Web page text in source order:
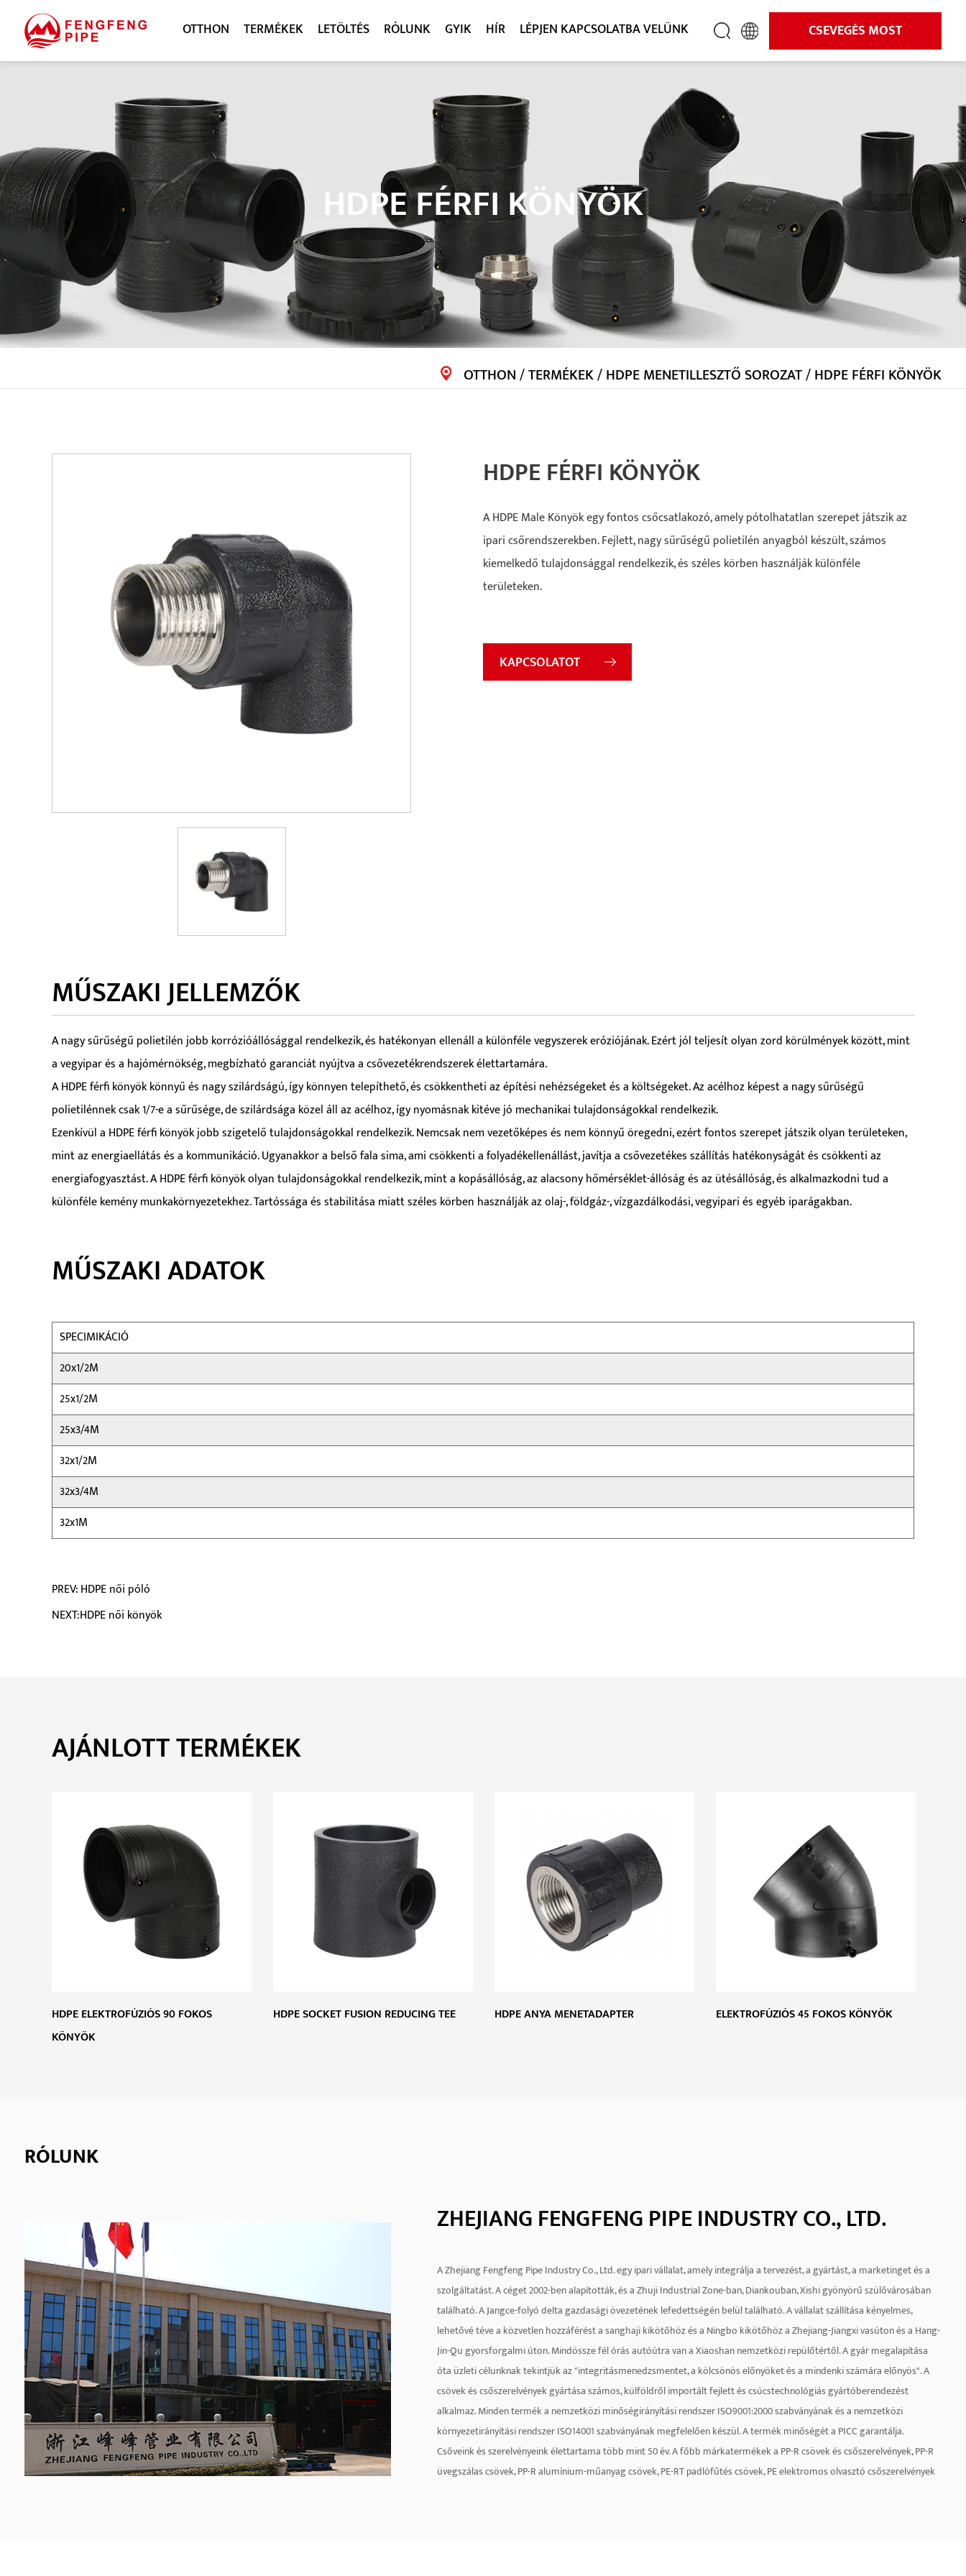
OTTHON TERMÉKEK LETÖLTÉS RÓLUNK GYIK HÍR LÉPJEN KAPCSOLATBA VELÜNK CSEVEGÉS MOST
HDPE FÉRFI KÖNYÖK
OTTHON/TERMÉKEK/HDPE MENETILLESZTŐ SOROZAT/HDPE FÉRFI KÖNYÖK
HDPE FÉRFI KÖNYÖK
A HDPE Male Könyök egy fontos csőcsatlakozó, amely pótolhatatlan szerepet játszik az
ipari csőrendszerekben. Fejlett, nagy sűrűségű polietilén anyagból készült, számos
kiemelkedő tulajdonsággal rendelkezik, és széles körben használják különféle
területeken.
KAPCSOLATOT
MŰSZAKI JELLEMZŐK
A nagy sűrűségű polietilén jobb korrózióállósággal rendelkezik, és hatékonyan ellenáll a különféle vegyszerek eróziójának. Ezért jól teljesít olyan zord körülmények között, mint
a vegyipar és a hajómérnökség, megbízható garanciát nyújtva a csővezetékrendszerek élettartamára.
A HDPE férfi könyök könnyű és nagy szilárdságú, így könnyen telepíthető, és csökkentheti az építési nehézségeket és a költségeket. Az acélhoz képest a nagy sűrűségű
polietilénnek csak 1/7-e a sűrűsége, de szilárdsága közel áll az acélhoz, így nyomásnak kitéve jó mechanikai tulajdonságokkal rendelkezik.
Ezenkívül a HDPE férfi könyök jobb szigetelő tulajdonságokkal rendelkezik. Nemcsak nem vezetőképes és nem könnyű öregedni, ezért fontos szerepet játszik olyan területeken,
mint az energiaellátás és a kommunikáció. Ugyanakkor a belső fala sima, ami csökkenti a folyadékellenállást, javítja a csővezetékes szállítás hatékonyságát és csökkenti az
energiafogyasztást. A HDPE férfi könyök olyan tulajdonságokkal rendelkezik, mint a kopásállóság, az alacsony hőmérséklet-állóság és az ütésállóság, és alkalmazkodni tud a
különféle kemény munkakörnyezetekhez. Tartóssága és stabilitása miatt széles körben használják az olaj-, földgáz-, vízgazdálkodási, vegyipari és egyéb iparágakban.
MŰSZAKI ADATOK
SPECIMIKÁCIÓ
20x1/2M
25x1/2M
25x3/4M
32x1/2M
32x3/4M
32x1M
PREV: HDPE női póló
NEXT:HDPE női könyök
AJÁNLOTT TERMÉKEK
HDPE ELEKTROFÚZIÓS 90 FOKOS
KÖNYÖK
HDPE SOCKET FUSION REDUCING TEE HDPE ANYA MENETADAPTER ELEKTROFÚZIÓS 45 FOKOS KÖNYÖK
RÓLUNK
ZHEJIANG FENGFENG PIPE INDUSTRY CO., LTD.
A Zhejiang Fengfeng Pipe Industry Co., Ltd. egy ipari vállalat, amely integrálja a tervezést, a gyártást, a marketinget és a
szolgáltatást. A céget 2002-ben alapították, és a Zhuji Industrial Zone-ban, Diankouban, Xishi gyönyörű szülővárosában
található. A Jangce-folyó delta gazdasági övezetének lefedettségén belül található. A vállalat szállítása kényelmes,
lehetővé téve a közvetlen hozzáférést a sanghaji kikötőhöz és a Ningbo kikötőhöz a Zhejiang-Jiangxi vasúton és a Hang-
Jin-Qu gyorsforgalmi úton. Mindössze fél órás autóútra van a Xiaoshan nemzetközi repülőtértől. A gyár megalapítása
óta üzleti célunknak tekintjük az "integritásmenedzsmentet, a kölcsönös előnyöket és a mindenki számára előnyös". A
csövek és csőszerelvények gyártása számos, külföldről importált fejlett és csúcstechnológiás gyártóberendezést
alkalmaz. Minden termék a nemzetközi minőségirányítási rendszer ISO9001:2000 szabványának és a nemzetközi
környezetirányítási rendszer ISO14001 szabványának megfelelően készül. A termék minőségét a PICC garantálja.
Csőveink és szerelvényeink élettartama több mint 50 év. A főbb márkatermékek a PP-R csövek és csőszerelvények, PP-R
üvegszálas csövek, PP-R alumínium-műanyag csövek, PE-RT padlófűtés csövek, PE elektromos olvasztó csőszerelvények